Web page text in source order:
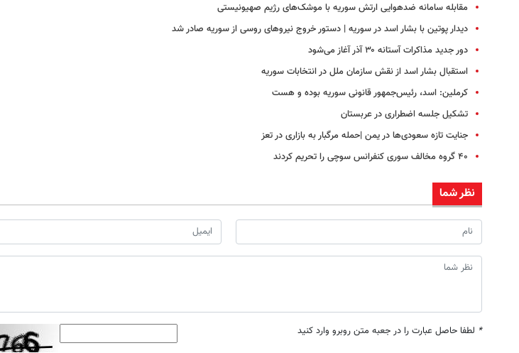
مقابله سامانه ضدهوایی ارتش سوریه با موشک‌های رژیم صهیونیستی
دیدار پوتین با بشار اسد در سوریه | دستور خروج نیروهای روسی از سوریه صادر شد
دور جدید مذاکرات آستانه ۳۰ آذر آغاز می‌شود
استقبال بشار اسد از نقش سازمان ملل در انتخابات سوریه
کرملین: اسد، رئیس‌جمهور قانونی سوریه بوده و هست
تشکیل جلسه اضطراری در عربستان
جنایت تازه سعودی‌ها در یمن |حمله مرگبار به بازاری در تعز
۴۰ گروه مخالف سوری کنفرانس سوچی را تحریم کردند
نظر شما
* لطفا حاصل عبارت را در جعبه متن روبرو وارد کنید